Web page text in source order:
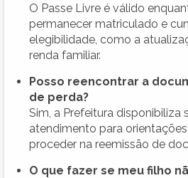
O Passe Livre é válido
permanecer matriculado e
elegibilidade, como a
renda familiar.
Posso reencontrar a
de perda?
Sim, a Prefeitura disponibiliza
atendimento para
proceder na reemissão de
O que fazer se meu filho